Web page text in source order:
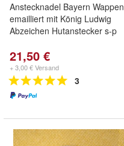
Anstecknadel Bayern Wappen
emailliert mit König Ludwig
Abzeichen Hutanstecker s-p
21,50 €
+ 3,00 € Versand
3